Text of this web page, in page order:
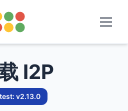
I2P
v2.13.0